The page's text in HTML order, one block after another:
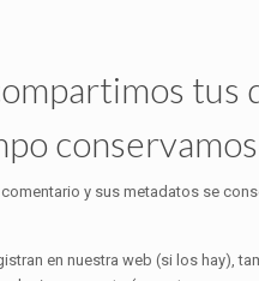
tus
y sus metadatos se
en nuestra web (si los hay),